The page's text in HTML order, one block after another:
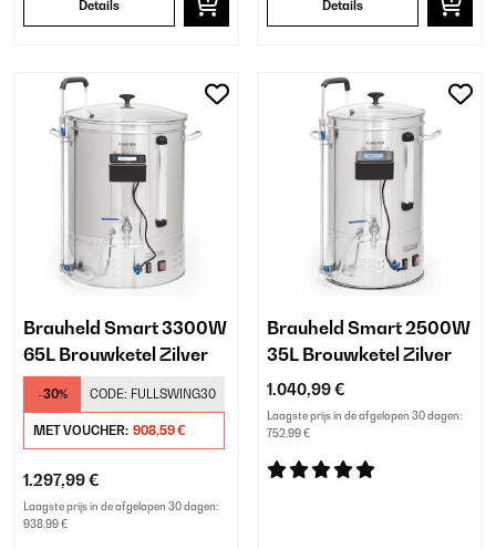
Details Details
Brauheld Smart 3300W
65L Brouwketel Zilver
-30% CODE: FULLSWING30
MET VOUCHER: 908,59 €
1.297,99 €
Laagste prijs in de afgelopen 30 dagen:
938,99 €
Brauheld Smart 2500W
35L Brouwketel Zilver
1.040,99 €
Laagste prijs in de afgelopen 30 dagen:
752,99 €